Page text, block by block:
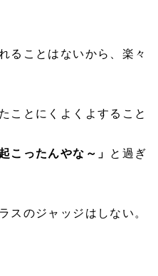
ることはないから、楽々
～
ことにくよくよすること
こったんやな～」 と過ぎ
スのジャッジはしない。